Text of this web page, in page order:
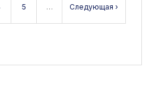
5 … Следующая ›